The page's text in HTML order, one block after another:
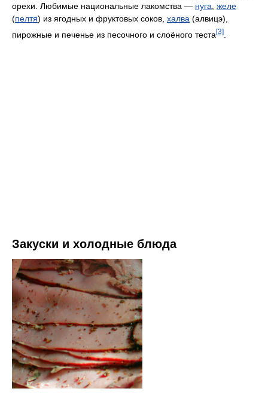
орехи. Любимые национальные лакомства — нуга желе
(пелтя) из ягодных и фруктовых соков, халва (алвицэ),
пирожные и печенье из песочного и слоёного теста[3]
Закуски и холодные блюда